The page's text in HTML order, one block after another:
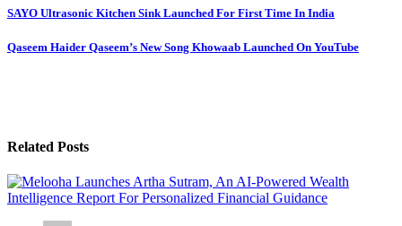
Post
navigation
SAYO Ultrasonic Kitchen Sink Launched For First Time In India
Qaseem Haider Qaseem’s New Song Khowaab Launched On YouTube
Related Posts